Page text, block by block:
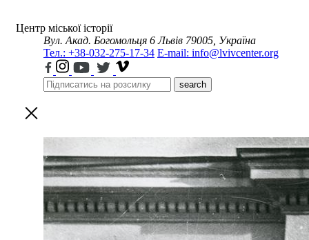
Центр міської історії
Вул. Акад. Богомольця 6 Львів 79005, Україна
Тел.: +38-032-275-17-34 E-mail: info@lvivcenter.org
search